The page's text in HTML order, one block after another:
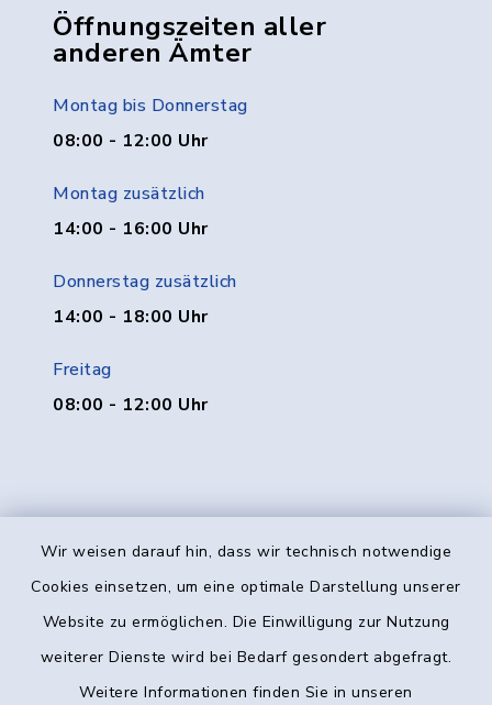
Wir weisen darauf hin, dass wir technisch notwendige
Cookies einsetzen, um eine optimale Darstellung unserer
Website zu ermöglichen. Die Einwilligung zur Nutzung
weiterer Dienste wird bei Bedarf gesondert abgefragt.
Weitere Informationen finden Sie in unseren
Öffnungszeiten aller
anderen Ämter
Montag bis Donnerstag
08:00 - 12:00 Uhr
Montag zusätzlich
14:00 - 16:00 Uhr
Donnerstag zusätzlich
14:00 - 18:00 Uhr
Freitag
08:00 - 12:00 Uhr
Kontakt
Datenschutz